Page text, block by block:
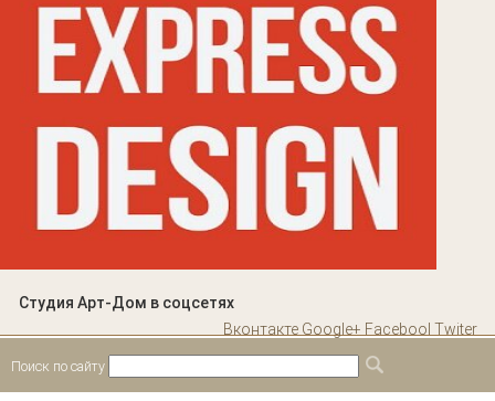
Студия Арт-Дом в соцсетях
Вконтакте Google+ Facebool Twiter
Форма поиска
Поиск по сайту